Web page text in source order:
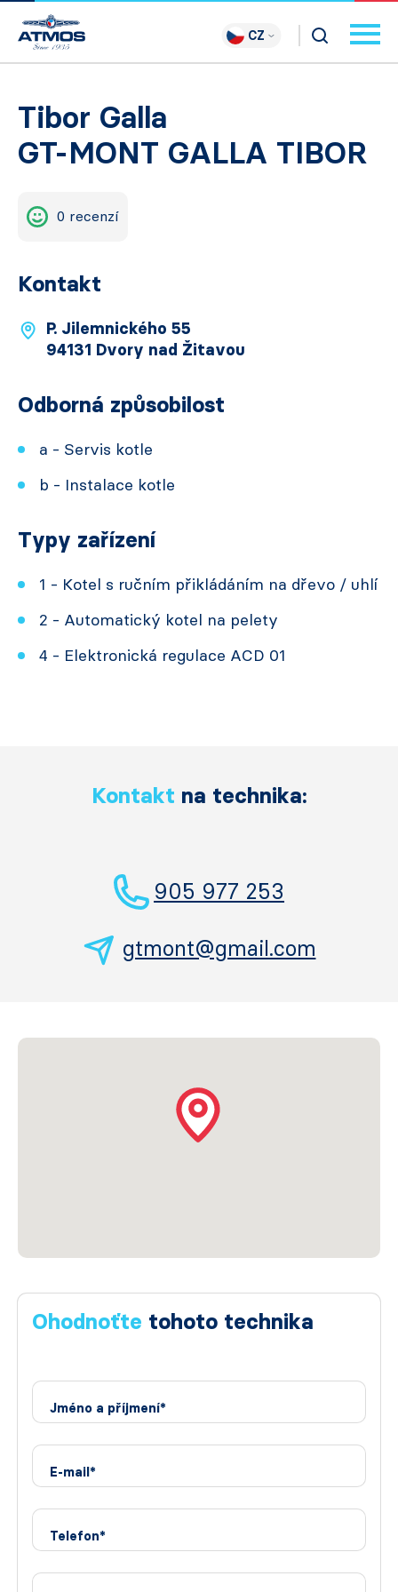
CZ
Tibor Galla
GT-MONT GALLA TIBOR
0 recenzí
Kontakt
P. Jilemnického 55
94131 Dvory nad Žitavou
Odborná způsobilost
a - Servis kotle
b - Instalace kotle
Typy zařízení
1 - Kotel s ručním přikládáním na dřevo / uhlí
2 - Automatický kotel na pelety
4 - Elektronická regulace ACD 01
Kontakt na technika:
905 977 253
gtmont@gmail.com
Ohodnoťte tohoto technika
Jméno a příjmení*
E-mail*
Telefon*